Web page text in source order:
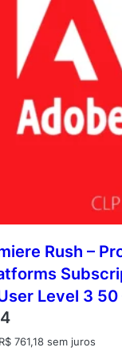
Rush –
Level 3 50
R$ 761,18 sem juros